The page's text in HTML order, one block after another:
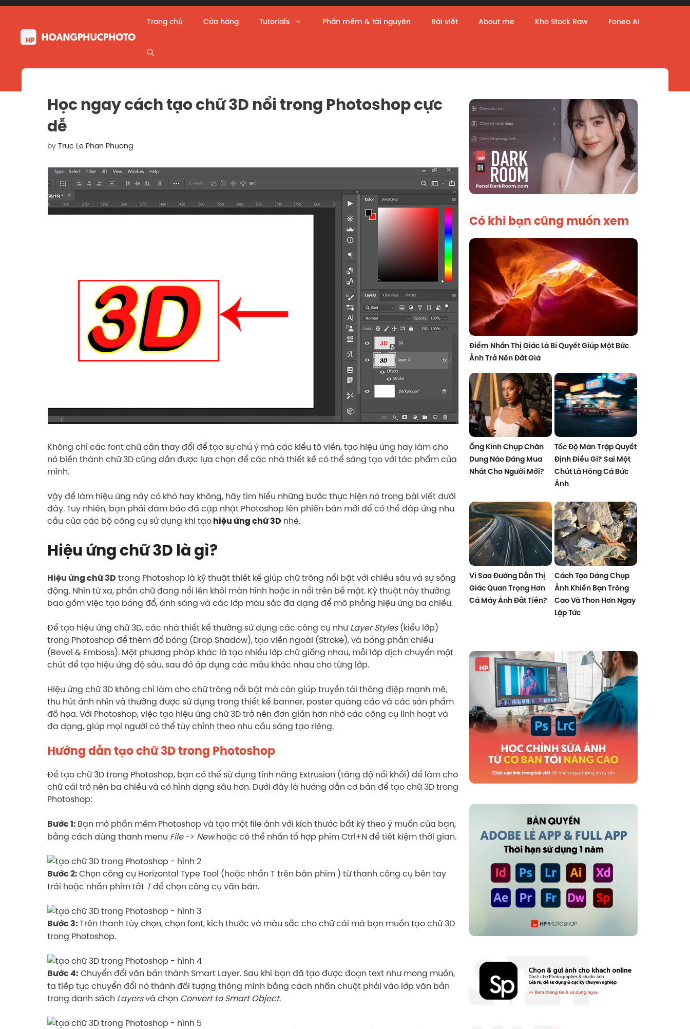
Skip
content
Trang chủ Cửa hàng Tutorials Phần mềm & tài nguyên Bài viết About me Kho Stock Raw Foneo AI
Học ngay cách tạo chữ 3D nổi trong Photoshop cực
dễ
by Truc Le Phan Phuong
Không chỉ các font chữ cần thay đổi để tạo sự chú ý mà các kiểu tô viền, tạo hiệu ứng hay làm cho
nó biến thành chữ 3D cũng dần được lựa chọn để các nhà thiết kế có thể sáng tạo với tác phẩm của
mình.
Vậy để làm hiệu ứng này có khó hay không, hãy tìm hiểu những bước thực hiện nó trong bài viết dưới
đây. Tuy nhiên, bạn phải đảm bảo đã cập nhật Photoshop lên phiên bản mới để có thể đáp ứng nhu
cầu của các bộ công cụ sử dụng khi tạohiệu ứng chữ 3D nhé.
Hiệu ứng chữ 3D là gì?
Hiệu ứng chữ 3D trong Photoshop là kỹ thuật thiết kế giúp chữ trông nổi bật với chiều sâu và sự sống
động. Nhìn từ xa, phần chữ đang nổi lên khỏi màn hình hoặc in nổi trên bề mặt. Kỹ thuật này thường
bao gồm việc tạo bóng đổ, ánh sáng và các lớp màu sắc đa dạng để mô phỏng hiệu ứng ba chiều.
Để tạo hiệu ứng chữ 3D, các nhà thiết kế thường sử dụng các công cụ nhưLayer Styles(kiểu lớp)
trong Photoshop để thêm đổ bóng (Drop Shadow), tạo viền ngoài (Stroke), và bóng phản chiếu
(Bevel & Emboss). Một phương pháp khác là tạo nhiều lớp chữ giống nhau, mỗi lớp dịch chuyển một
chút để tạo hiệu ứng độ sâu, sau đó áp dụng các màu khác nhau cho từng lớp.
Hiệu ứng chữ 3D không chỉ làm cho chữ trông nổi bật mà còn giúp truyền tải thông điệp mạnh mẽ,
thu hút ánh nhìn và thường được sử dụng trong thiết kế banner, poster quảng cáo và các sản phẩm
đồ họa. Với Photoshop, việc tạo hiệu ứng chữ 3D trở nên đơn giản hơn nhờ các công cụ linh hoạt và
đa dạng, giúp mọi người có thể tùy chỉnh theo nhu cầu sáng tạo riêng.
Hướng dẫn tạo chữ 3D trong Photoshop
Để tạo chữ 3D trong Photoshop, bạn có thể sử dụng tính năng Extrusion (tăng độ nổi khối) để làm cho
chữ cái trở nên ba chiều và có hình dạng sâu hơn. Dưới đây là hướng dẫn cơ bản để tạo chữ 3D trong
Photoshop:
Bước 1: Bạn mở phần mềm Photoshop và tạo một file ảnh với kích thước bất kỳ theo ý muốn của bạn,
bằng cách dùng thanh menu File-> Newhoặc có thể nhấn tổ hợp phím Ctrl+N để tiết kiệm thời gian.
Bước 2:Chọn công cụ Horizontal Type Tool (hoặc nhấn T trên bàn phím ) từ thanh công cụ bên tay
trái hoặc nhấn phím tắt Tđể chọn công cụ văn bản.
Bước 3:Trên thanh tùy chọn, chọn font, kích thước và màu sắc cho chữ cái mà bạn muốn tạo chữ 3D
trong Photoshop.
Bước 4: Chuyển đổi văn bản thành Smart Layer. Sau khi bạn đã tạo được đoạn text như mong muốn,
ta tiếp tục chuyển đổi nó thành đối tượng thông minh bằng cách nhấn chuột phải vào lớp văn bản
trong danh sách Layersvà chọn Convert to Smart Object.
Có khi bạn cũng muốn xem
Điểm Nhấn Thị Giác Là Bí Quyết Giúp Một Bức
Ảnh Trở Nên Đắt Giá
Ống Kính Chụp Chân
Dung Nào Đáng Mua
Nhất Cho Người Mới?
Tốc Độ Màn Trập Quyết
Định Điều Gì? Sai Một
Chút Là Hỏng Cả Bức
Ảnh
Vì Sao Đường Dẫn Thị
Giác Quan Trọng Hơn
Cả Máy Ảnh Đắt Tiền?
Cách Tạo Dáng Chụp
Ảnh Khiến Bạn Trông
Cao Và Thon Hơn Ngay
Lập Tức